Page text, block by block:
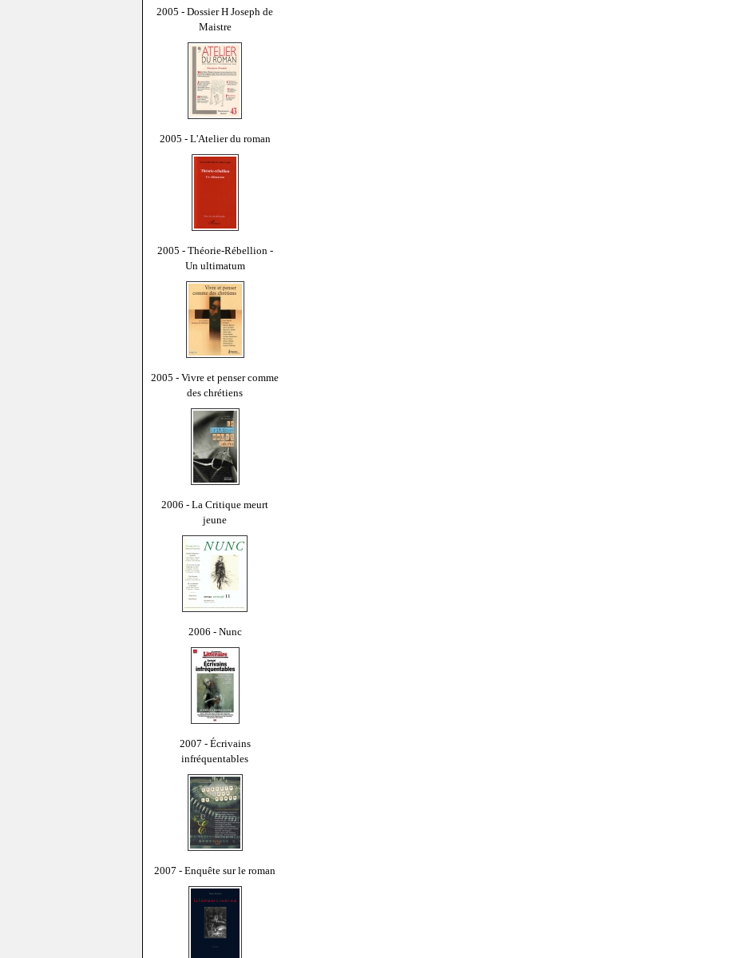
2005 - Dossier H Joseph de
Maistre
2005 - L'Atelier du roman
2005 - Théorie-Rébellion -
Un ultimatum
2005 - Vivre et penser comme
des chrétiens
2006 - La Critique meurt
jeune
2006 - Nunc
2007 - Écrivains
infréquentables
2007 - Enquête sur le roman